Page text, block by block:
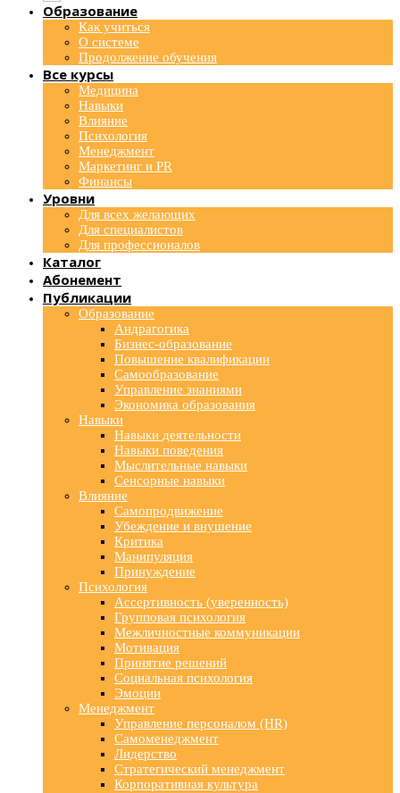
Образование
Как учиться
О системе
Продолжение обучения
Все курсы
Медицина
Навыки
Влияние
Психология
Менеджмент
Маркетинг и PR
Финансы
Уровни
Для всех желающих
Для специалистов
Для профессионалов
Каталог
Абонемент
Публикации
Образование
Андрагогика
Бизнес-образование
Повышение квалификации
Самообразование
Управление знаниями
Экономика образования
Навыки
Навыки деятельности
Навыки поведения
Мыслительные навыки
Сенсорные навыки
Влияние
Самопродвижение
Убеждение и внушение
Критика
Манипуляция
Принуждение
Психология
Ассертивность (уверенность)
Групповая психология
Межличностные коммуникации
Мотивация
Принятие решений
Социальная психология
Эмоции
Менеджмент
Управление персоналом (HR)
Самоменеджмент
Лидерство
Стратегический менеджмент
Корпоративная культура